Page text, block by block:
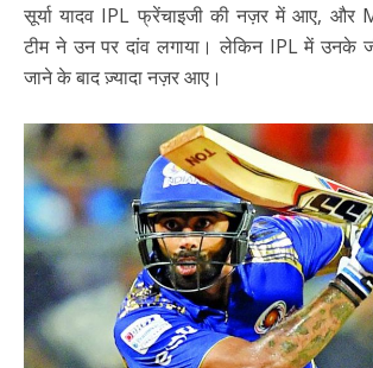
सूर्या यादव IPL फ्रेंचाइजी की नज़र में आए,
टीम ने उन पर दांव लगाया। लेकिन IPL में उनके
जाने के बाद ज़्यादा नज़र आए।